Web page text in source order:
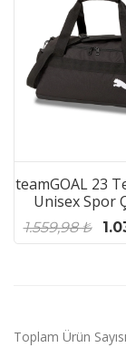
teamGOAL 23
Unisex Spor
1.559,98 ₺
Toplam Ürün